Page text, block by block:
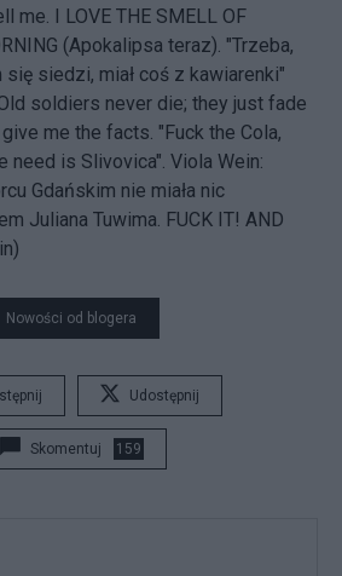
me. I LOVE THE SMELL OF
(Apokalipsa teraz). "Trzeba,
siedzi, miał coś z kawiarenki"
soldiers never die; they just fade
me the facts. "Fuck the Cola,
need is Slivovica". Viola Wein:
Gdańskim nie miała nic
Juliana Tuwima. FUCK IT! AND
Nowości od blogera
Udostępnij
Skomentuj 159